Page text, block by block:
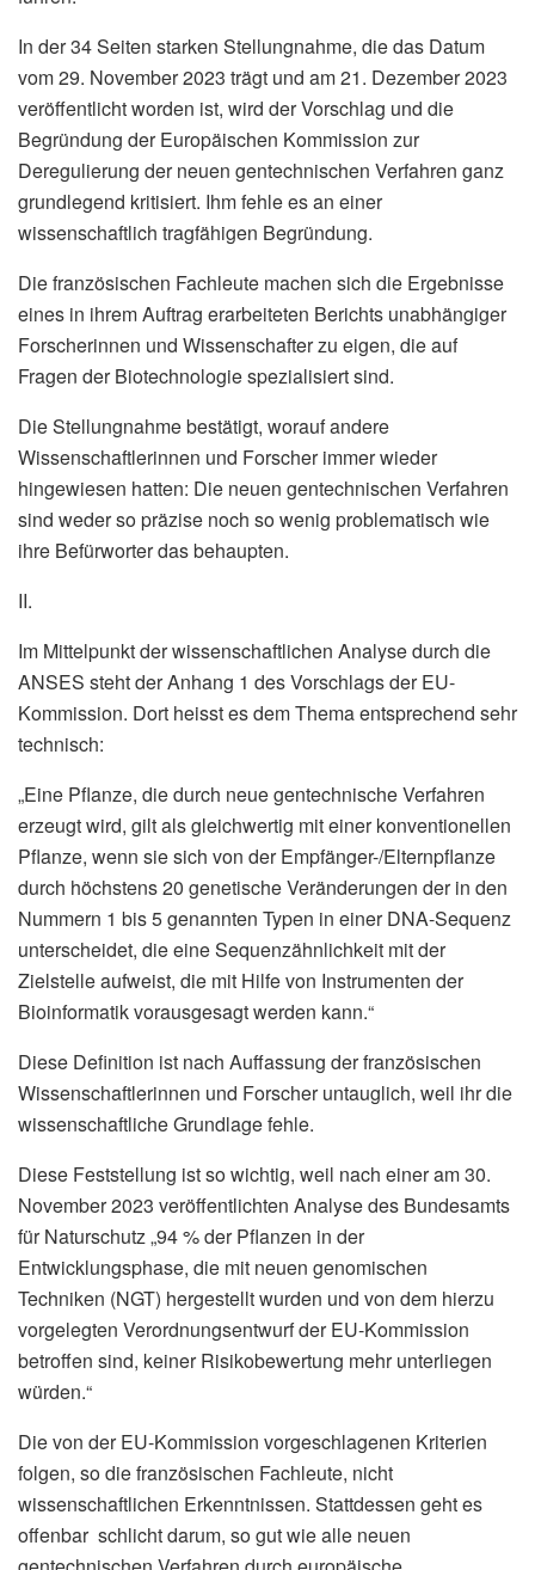
In der 34 Seiten starken Stellungnahme, die das Datum
vom 29. November 2023 trägt und am 21. Dezember 2023
veröffentlicht worden ist, wird der Vorschlag und die
Begründung der Europäischen Kommission zur
Deregulierung der neuen gentechnischen Verfahren ganz
grundlegend kritisiert. Ihm fehle es an einer
wissenschaftlich tragfähigen Begründung.
Die französischen Fachleute machen sich die Ergebnisse
eines in ihrem Auftrag erarbeiteten Berichts unabhängiger
Forscherinnen und Wissenschafter zu eigen, die auf
Fragen der Biotechnologie spezialisiert sind.
Die Stellungnahme bestätigt, worauf andere
Wissenschaftlerinnen und Forscher immer wieder
hingewiesen hatten: Die neuen gentechnischen Verfahren
sind weder so präzise noch so wenig problematisch wie
ihre Befürworter das behaupten.
II.
Im Mittelpunkt der wissenschaftlichen Analyse durch die
ANSES steht der Anhang 1 des Vorschlags der EU-
Kommission. Dort heisst es dem Thema entsprechend sehr
technisch:
„Eine Pflanze, die durch neue gentechnische Verfahren
erzeugt wird, gilt als gleichwertig mit einer konventionellen
Pflanze, wenn sie sich von der Empfänger-/Elternpflanze
durch höchstens 20 genetische Veränderungen der in den
Nummern 1 bis 5 genannten Typen in einer DNA-Sequenz
unterscheidet, die eine Sequenzähnlichkeit mit der
Zielstelle aufweist, die mit Hilfe von Instrumenten der
Bioinformatik vorausgesagt werden kann.“
Diese Definition ist nach Auffassung der französischen
Wissenschaftlerinnen und Forscher untauglich, weil ihr die
wissenschaftliche Grundlage fehle.
Diese Feststellung ist so wichtig, weil nach einer am 30.
November 2023 veröffentlichten Analyse des Bundesamts
für Naturschutz „94 % der Pflanzen in der
Entwicklungsphase, die mit neuen genomischen
Techniken (NGT) hergestellt wurden und von dem hierzu
vorgelegten Verordnungsentwurf der EU-Kommission
betroffen sind, keiner Risikobewertung mehr unterliegen
würden.“
Die von der EU-Kommission vorgeschlagenen Kriterien
folgen, so die französischen Fachleute, nicht
wissenschaftlichen Erkenntnissen. Stattdessen geht es
offenbar schlicht darum, so gut wie alle neuen